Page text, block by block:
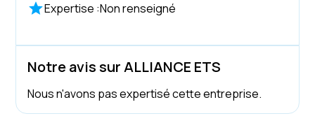
Expertise :Non renseigné
Notre avis sur ALLIANCE ETS
Nous n'avons pas expertisé cette entreprise.